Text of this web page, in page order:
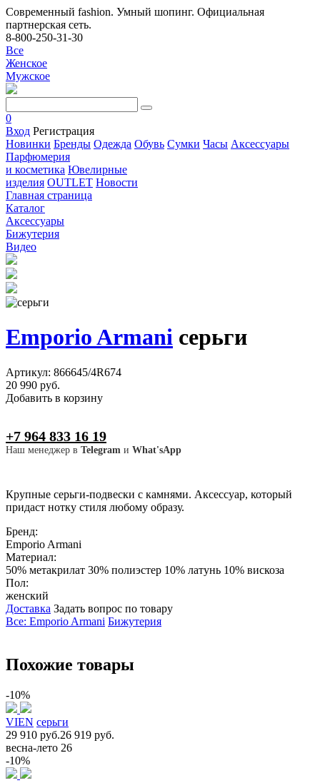
Современный fashion. Умный шопинг. Официальная
партнерская сеть.
8-800-250-31-30
Все
Женское
Мужское
0
Вход Регистрация
Новинки Бренды Одежда Обувь Сумки Часы Аксессуары
Парфюмерия
и косметика Ювелирные
изделия OUTLET Новости
Главная страница
Каталог
Аксессуары
Бижутерия
Видео
Emporio Armani серьги
Артикул: 866645/4R674
20 990 руб.
Добавить в корзину
+7 964 833 16 19
Наш менеджер в Telegram и What'sApp
Крупные серьги-подвески с камнями. Аксессуар, который
придаст нотку стиля любому образу.
Бренд:
Emporio Armani
Материал:
50% метакрилат 30% полиэстер 10% латунь 10% вискоза
Пол:
женский
Доставка Задать вопрос по товару
Все: Emporio Armani Бижутерия
Похожие товары
-10%
VIEN серьги
29 910 руб.26 919 руб.
весна-лето 26
-10%